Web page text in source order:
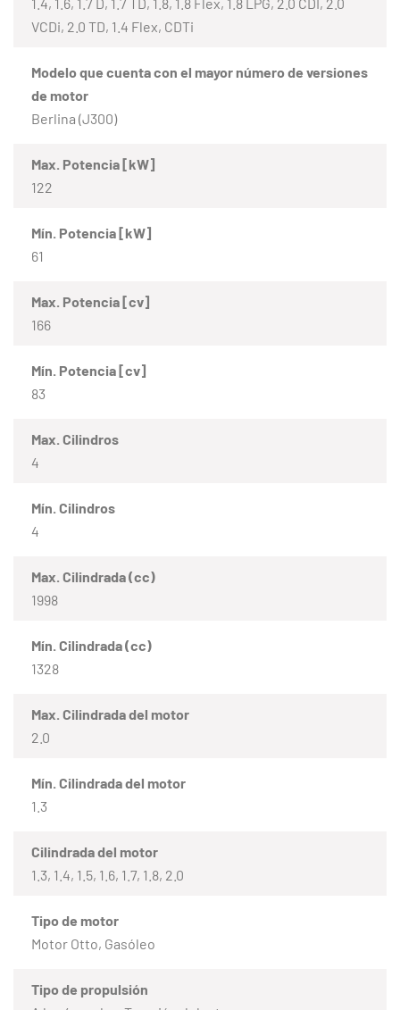
VCDi, 2.0 TD, 1.4 Flex, CDTi
Modelo que cuenta con el mayor número de versiones
de motor
Berlina (J300)
Max. Potencia [kW]
122
Mín. Potencia [kW]
61
Max. Potencia [cv]
166
Mín. Potencia [cv]
83
Max. Cilindros
4
Mín. Cilindros
4
Max. Cilindrada (cc)
1998
Mín. Cilindrada (cc)
1328
Max. Cilindrada del motor
2.0
Mín. Cilindrada del motor
1.3
Cilindrada del motor
1.3, 1.4, 1.5, 1.6, 1.7, 1.8, 2.0
Tipo de motor
Motor Otto, Gasóleo
Tipo de propulsión